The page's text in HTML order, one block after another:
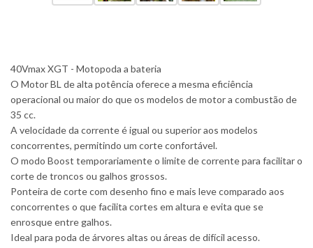
40Vmax XGT - Motopoda a bateria
O Motor BL de alta potência oferece a mesma eficiência
operacional ou maior do que os modelos de motor a combustão de
35 cc.
A velocidade da corrente é igual ou superior aos modelos
concorrentes, permitindo um corte confortável.
O modo Boost temporariamente o limite de corrente para facilitar o
corte de troncos ou galhos grossos.
Ponteira de corte com desenho fino e mais leve comparado aos
concorrentes o que facilita cortes em altura e evita que se
enrosque entre galhos.
Ideal para poda de árvores altas ou áreas de difícil acesso.